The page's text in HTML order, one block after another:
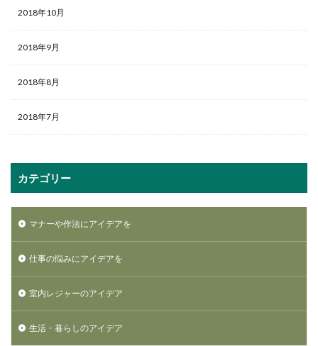
2018年10月
2018年9月
2018年8月
2018年7月
カテゴリー
マナーや作法にアイデアを
仕事の悩みにアイデアを
室内レジャーのアイデア
生活・暮らしのアイデア